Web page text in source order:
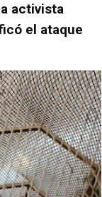
activista
el ataque